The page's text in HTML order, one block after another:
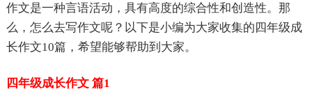
作文是一种言语活动，具有高度的综合性和创造性。那
么，怎么去写作文呢？以下是小编为大家收集的四年级成
长作文10篇，希望能够帮助到大家。
四年级成长作文 篇1